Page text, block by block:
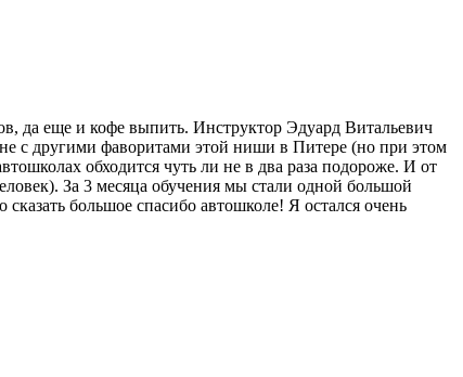
да еще и кофе выпить. Инструктор Эдуард Витальевич
с другими фаворитами этой ниши в Питере (но при этом
обходится чуть ли не в два раза подороже. И от
За 3 месяца обучения мы стали одной большой
большое спасибо автошколе! Я остался очень